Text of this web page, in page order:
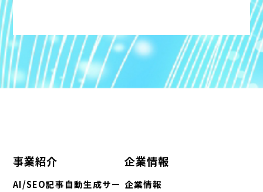
事業紹介
AI/SEO記事自動生成サー
企業情報
企業情報